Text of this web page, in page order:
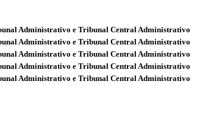
Administrativo e Tribunal Central Administrativo
Administrativo e Tribunal Central Administrativo
Administrativo e Tribunal Central Administrativo
Administrativo e Tribunal Central Administrativo
Administrativo e Tribunal Central Administrativo